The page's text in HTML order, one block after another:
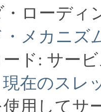
ローディ
・メカニズ
ド: サー
現在のスレ
使用してサ